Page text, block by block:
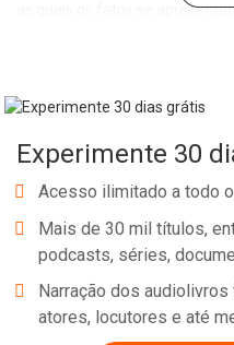
as quais os fatos se
verdadeiras causas,
que está nas leis da natureza e
Experimente 30
Acesso ilimitado a todo
Mais de 30 mil títulos,
podcasts, séries,
Narração dos
atores, locutores e até